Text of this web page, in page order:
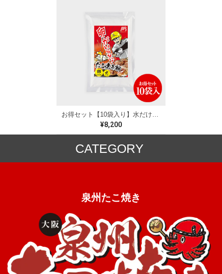
お得セット【10袋入り】水だけでできる！たこ焼きミックス粉
¥8,200
CATEGORY
ミックス粉 冷凍食品
泉州たこ焼き